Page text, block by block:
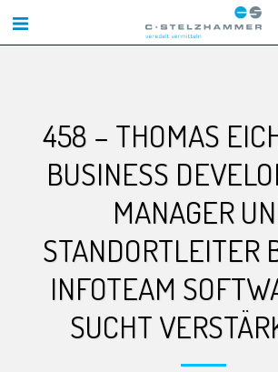
458 – THOMAS
BUSINESS
MANAGER
STANDORTLEITER
INFOTEAM
SUCHT